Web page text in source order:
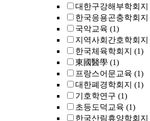
대한구강해부학회지
한국응용곤충학회지
국악교육 (1)
지역사회간호학회지
한국체육학회지 (1)
東國醫學 (1)
프랑스어문교육 (1)
대한폐경학회지 (1)
기호학연구 (1)
초등도덕교육 (1)
한국산림휴양학회지